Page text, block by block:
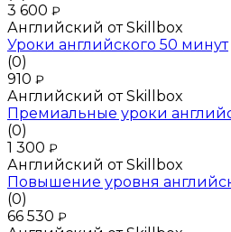
3 600 ₽
Английский от Skillbox
Уроки английского 50 минут
(0)
910 ₽
Английский от Skillbox
Премиальные уроки
(0)
1 300 ₽
Английский от Skillbox
Повышение уровня
(0)
66 530 ₽